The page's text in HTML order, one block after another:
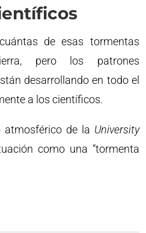
de esas tormentas
pero los patrones
desarrollando en todo el
a los científicos.
atmosférico de la University
como una “tormenta